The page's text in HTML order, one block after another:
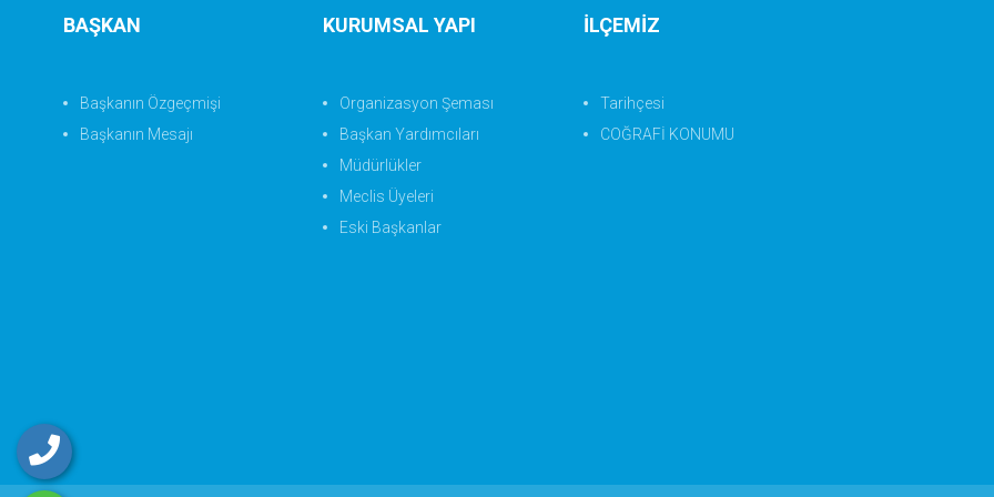
BAŞKAN
Başkanın Özgeçmişi
Başkanın Mesajı
KURUMSAL YAPI
Organizasyon Şeması
Başkan Yardımcıları
Müdürlükler
Meclis Üyeleri
Eski Başkanlar
İLÇEMİZ
Tarihçesi
COĞRAFİ KONUMU